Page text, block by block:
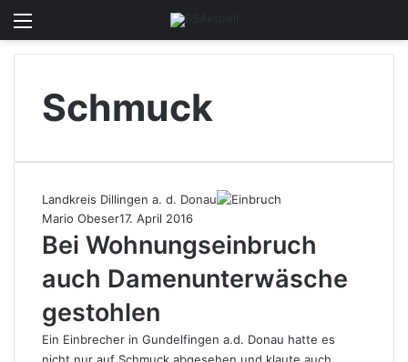
Schmuck
Landkreis Dillingen a. d. Donau
Mario Obeser17. April 2016
Bei Wohnungseinbruch
auch Damenunterwäsche
gestohlen
Ein Einbrecher in Gundelfingen a.d. Donau hatte es